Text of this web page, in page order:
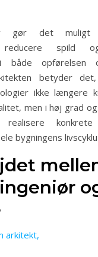
gør det muligt
reducere spild
i både
betyder
ikke længere
men i høj grad
konkrete
bygningens
arkitekt,